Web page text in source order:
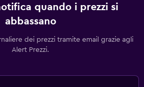
quando i prezzi si
abbassano
dei prezzi tramite email grazie agli
Alert Prezzi.